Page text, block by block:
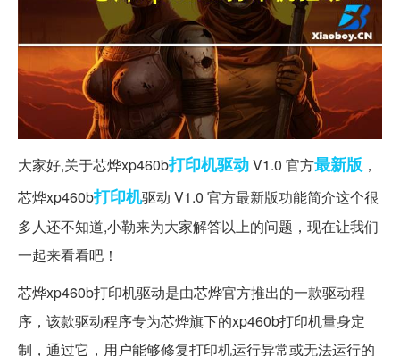
大家好,关于芯烨xp460b打印机驱动V1.0 官方最新版 ，
芯烨xp460b打印机驱动 V1.0 官方最新版功能简介这个很
多人还不知道,小勒来为大家解答以上的问题，现在让我们
一起来看看吧！
芯烨xp460b打印机驱动是由芯烨官方推出的一款驱动程
序，该款驱动程序专为芯烨旗下的xp460b打印机量身定
制，通过它，用户能够修复打印机运行异常或无法运行的